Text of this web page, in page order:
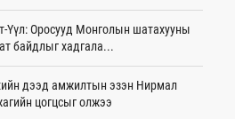
болох талбайг Элчин сайд,
төлөөлөгчийн газрын
танилцуулав
08-06
Үүл: Оросууд Монголын шатахууны
байдлыг хадгала...
дээд амжилтын эзэн Нирмал
цогцсыг олжээ